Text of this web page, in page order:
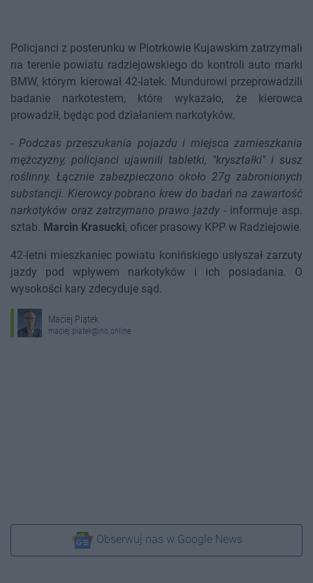
Policjanci z posterunku w Piotrkowie Kujawskim zatrzymali
na terenie powiatu radziejowskiego do kontroli auto marki
BMW, którym kierował 42-latek. Mundurowi przeprowadzili
badanie narkotestem, które wykazało, że kierowca
prowadził, będąc pod działaniem narkotyków.
- Podczas przeszukania pojazdu i miejsca zamieszkania
mężczyzny, policjanci ujawnili tabletki, "kryształki" i susz
roślinny. Łącznie zabezpieczono około 27g zabronionych
substancji. Kierowcy pobrano krew do badań na zawartość
narkotyków oraz zatrzymano prawo jazdy- informuje asp.
sztab. Marcin Krasucki, oficer prasowy KPP w Radziejowie.
42-letni mieszkaniec powiatu konińskiego usłyszał zarzuty
jazdy pod wpływem narkotyków i ich posiadania. O
wysokości kary zdecyduje sąd.
Maciej Piątek
maciej.piatek@ino.online
Obserwuj nas w Google News